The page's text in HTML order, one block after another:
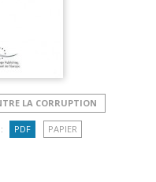
LA CORRUPTION
PDF PAPIER